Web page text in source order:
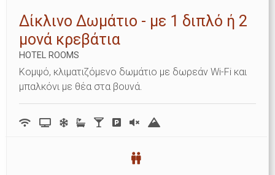
Δίκλινο Δωμάτιο - με 1 διπλό ή 2
μονά κρεβάτια
HOTEL ROOMS
Κομψό, κλιματιζόμενο δωμάτιο με δωρεάν Wi-Fi και
μπαλκόνι με θέα στα βουνά.